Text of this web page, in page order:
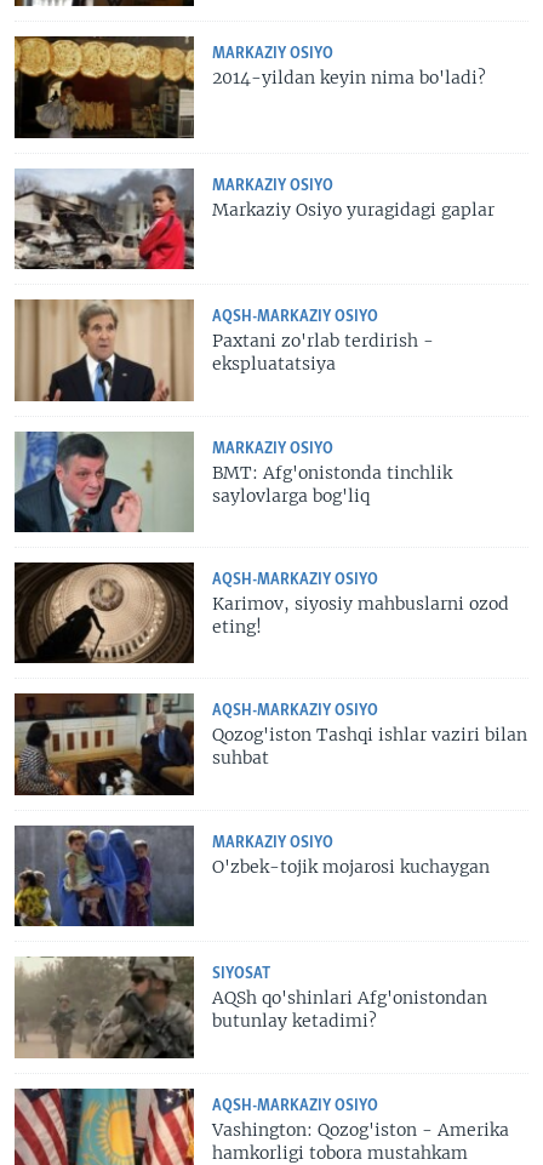
MARKAZIY OSIYO
2014-yildan keyin nima bo'ladi?
MARKAZIY OSIYO
Markaziy Osiyo yuragidagi gaplar
AQSH-MARKAZIY OSIYO
Paxtani zo'rlab terdirish -
ekspluatatsiya
MARKAZIY OSIYO
BMT: Afg'onistonda tinchlik
saylovlarga bog'liq
AQSH-MARKAZIY OSIYO
Karimov, siyosiy mahbuslarni ozod
eting!
AQSH-MARKAZIY OSIYO
Qozog'iston Tashqi ishlar vaziri bilan
suhbat
MARKAZIY OSIYO
O'zbek-tojik mojarosi kuchaygan
SIYOSAT
AQSh qo'shinlari Afg'onistondan
butunlay ketadimi?
AQSH-MARKAZIY OSIYO
Vashington: Qozog'iston - Amerika
hamkorligi tobora mustahkam